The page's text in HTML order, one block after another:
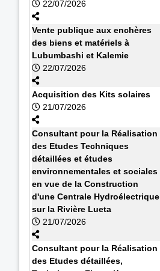
22/07/2026
Vente publique aux enchères
des biens et matériels à
Lubumbashi et Kalemie
22/07/2026
Acquisition des Kits solaires
21/07/2026
Consultant pour la Réalisation
des Etudes Techniques
détaillées et études
environnementales et sociales
en vue de la Construction
d'une Centrale Hydroélectrique
sur la Rivière Lueta
21/07/2026
Consultant pour la Réalisation
des Etudes détaillées,